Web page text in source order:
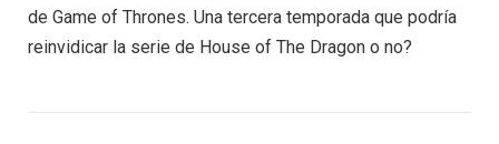
de Game of Thrones. Una tercera temporada que podría
reinvidicar la serie de House of The Dragon o no?